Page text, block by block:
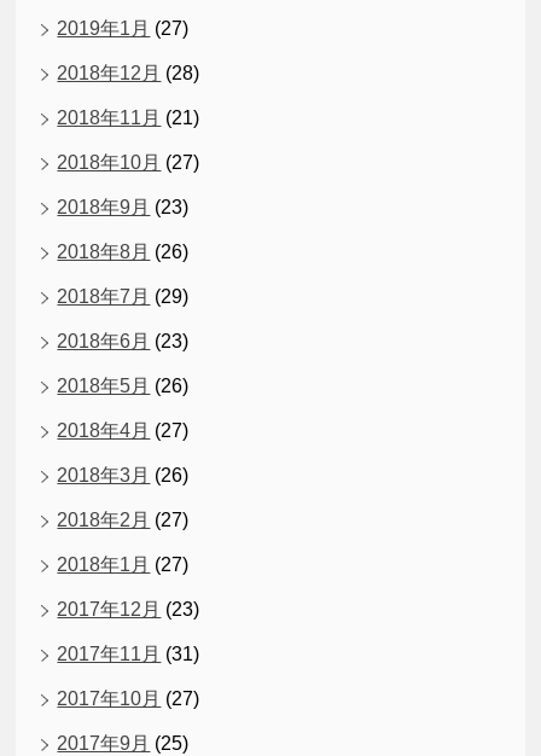
2019年1月 (27)
2018年12月 (28)
2018年11月 (21)
2018年10月 (27)
2018年9月 (23)
2018年8月 (26)
2018年7月 (29)
2018年6月 (23)
2018年5月 (26)
2018年4月 (27)
2018年3月 (26)
2018年2月 (27)
2018年1月 (27)
2017年12月 (23)
2017年11月 (31)
2017年10月 (27)
2017年9月 (25)